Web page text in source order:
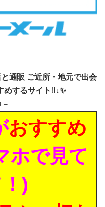
通販 ご近所・地元で出会
めするサイト!!↓✨
おすすめ
ホで見て
)